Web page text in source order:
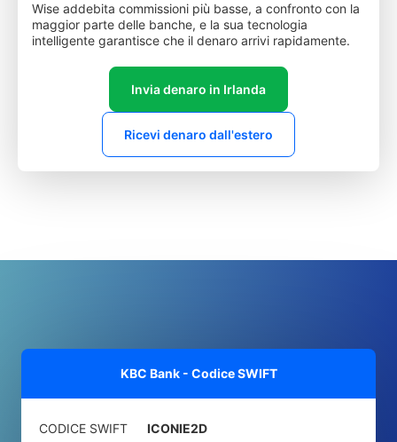
Wise addebita commissioni più basse, a confronto con la
maggior parte delle banche, e la sua tecnologia
intelligente garantisce che il denaro arrivi rapidamente.
Invia denaro in Irlanda
Ricevi denaro dall'estero
KBC Bank - Codice SWIFT
CODICE SWIFT ICONIE2D